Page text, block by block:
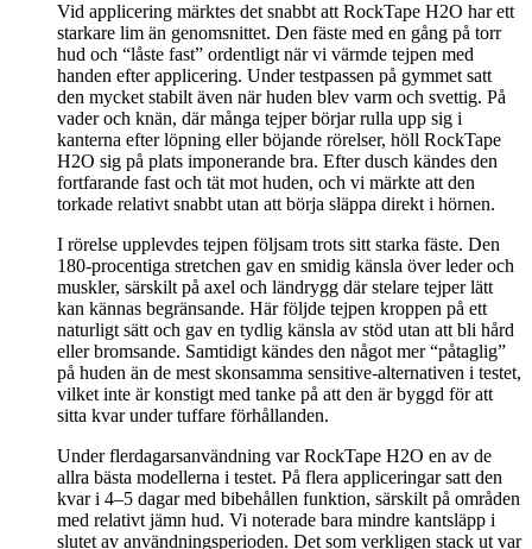
Vid applicering märktes det snabbt att RockTape H2O har ett
starkare lim än genomsnittet. Den fäste med en gång på torr
hud och “låste fast” ordentligt när vi värmde tejpen med
handen efter applicering. Under testpassen på gymmet satt
den mycket stabilt även när huden blev varm och svettig. På
vader och knän, där många tejper börjar rulla upp sig i
kanterna efter löpning eller böjande rörelser, höll RockTape
H2O sig på plats imponerande bra. Efter dusch kändes den
fortfarande fast och tät mot huden, och vi märkte att den
torkade relativt snabbt utan att börja släppa direkt i hörnen.
I rörelse upplevdes tejpen följsam trots sitt starka fäste. Den
180-procentiga stretchen gav en smidig känsla över leder och
muskler, särskilt på axel och ländrygg där stelare tejper lätt
kan kännas begränsande. Här följde tejpen kroppen på ett
naturligt sätt och gav en tydlig känsla av stöd utan att bli hård
eller bromsande. Samtidigt kändes den något mer “påtaglig”
på huden än de mest skonsamma sensitive-alternativen i testet,
vilket inte är konstigt med tanke på att den är byggd för att
sitta kvar under tuffare förhållanden.
Under flerdagarsanvändning var RockTape H2O en av de
allra bästa modellerna i testet. På flera appliceringar satt den
kvar i 4–5 dagar med bibehållen funktion, särskilt på områden
med relativt jämn hud. Vi noterade bara mindre kantsläpp i
slutet av användningsperioden. Det som verkligen stack ut var